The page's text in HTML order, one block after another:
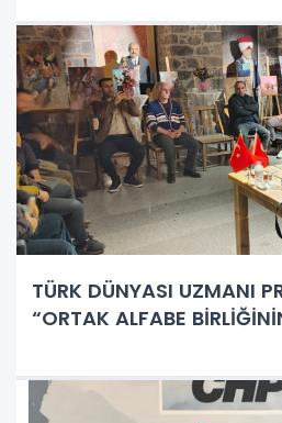
TÜRK DÜNYASI UZMANI
“ORTAK ALFABE